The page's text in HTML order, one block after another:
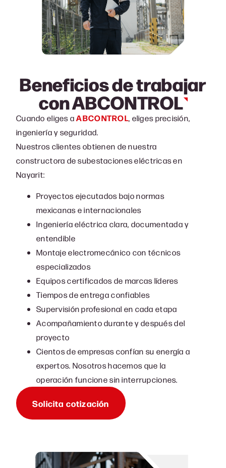
Beneficios de trabajar
conABCONTROL
Cuando eliges aABCONTROL, eliges precisión,
ingeniería y seguridad.
Nuestros clientes obtienen de nuestra
constructora de subestaciones eléctricas en
Nayarit:
Proyectos ejecutados bajo normas
mexicanas e internacionales
Ingeniería eléctrica clara, documentada y
entendible
Montaje electromecánico con técnicos
especializados
Equipos certificados de marcas líderes
Tiempos de entrega confiables
Supervisión profesional en cada etapa
Acompañamiento durante y después del
proyecto
Cientos de empresas confían su energía a
expertos. Nosotros hacemos que la
operación funcione sin interrupciones.
Solicita cotización